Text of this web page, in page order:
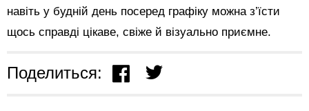
навіть у будній день посеред графіку можна з’їсти
щось справді цікаве, свіже й візуально приємне.
Поделиться: